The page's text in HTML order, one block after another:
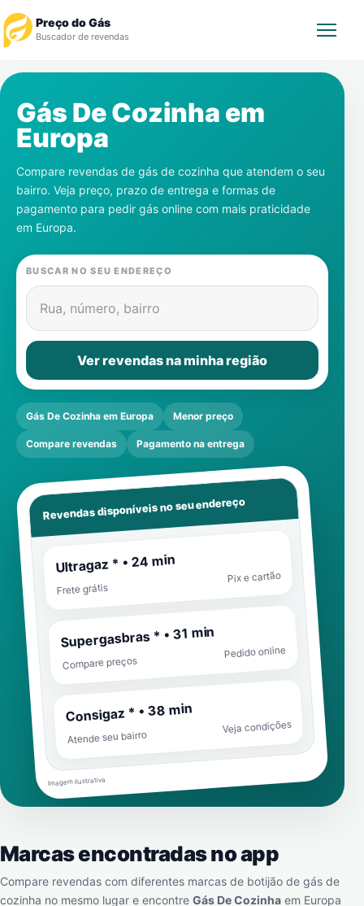
Preço do Gás
Buscador de revendas
Revendedor
Notícias
Cadastre-se
Gás
Contatos
Gás De Cozinha em
Europa
Compare revendas de gás de cozinha que atendem o seu
bairro. Veja preço, prazo de entrega e formas de
pagamento para pedir gás online com mais praticidade
em Europa.
BUSCAR NO SEU ENDEREÇO
Rua, número, bairro
Ver revendas na minha região
Gás De Cozinha em Europa Menor preço
Compare revendas Pagamento na entrega
Revendas disponíveis no seu endereço
Ultragaz * • 24 min
Frete grátis
Pix e cartão
Supergasbras * • 31 min
Compare preços
Pedido online
Consigaz * • 38 min
Atende seu bairro
Veja condições
Imagem ilustrativa
Marcas encontradas no app
Compare revendas com diferentes marcas de botijão de gás de
cozinha no mesmo lugar e encontre Gás De Cozinha em Europa